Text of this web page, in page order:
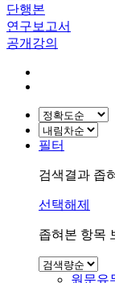
단행본
연구보고서
공개강의
필터
검색결과 좁
선택해제
좁혀본 항목
원문유